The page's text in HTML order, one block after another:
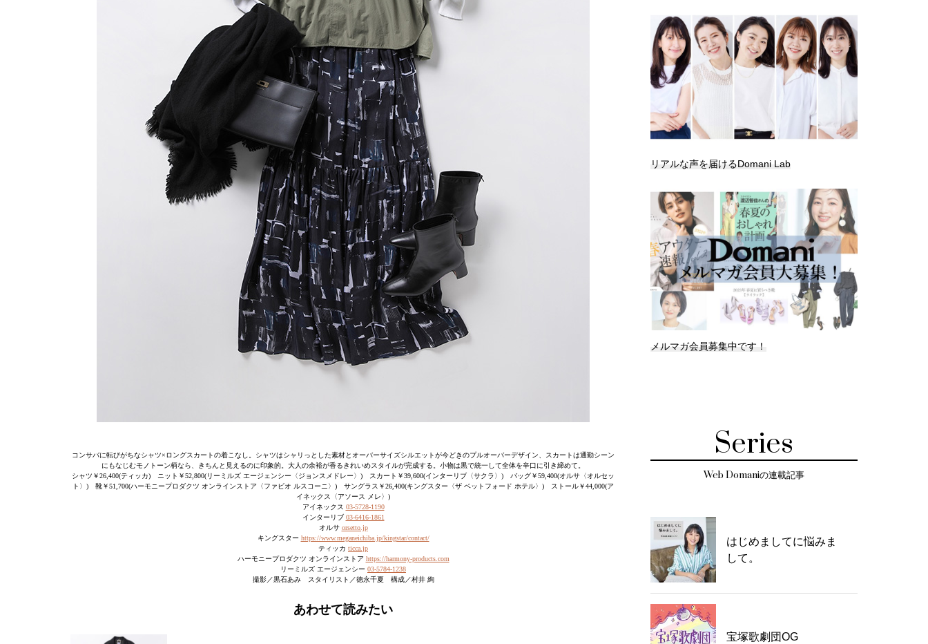
コンサバに転びがちなシャツ×ロングスカートの着こなし。シャツはシャリっとした素材とオーバーサイズシルエットが今どきのプルオーバーデザイン、スカートは通勤シーン
にもなじむモノトーン柄なら、きちんと見えるのに印象的。大人の余裕が香るきれいめスタイルが完成する。小物は黒で統一して全体を辛口に引き締めて。
シャツ￥26,400(ティッカ) ニット￥52,800(リーミルズ エージェンシー〈ジョンスメドレー〉) スカート￥39,600(インターリブ〈サクラ〉) バッグ￥59,400(オルサ〈オルセッ
ト〉) 靴￥51,700(ハーモニープロダクツ オンラインストア〈ファビオ ルスコーニ〉) サングラス￥26,400(キングスター〈ザ ベットフォード ホテル〉) ストール￥44,000(ア
イネックス〈アソース メレ〉)
アイネックス 03-5728-1190
インターリブ 03-6416-1861
オルサ orsetto.jp
キングスター https://www.meganeichiba.jp/kingstar/contact/
ティッカ ticca.jp
ハーモニープロダクツ オンラインストア https://harmony-products.com
リーミルズ エージェンシー 03-5784-1238
撮影／黒石あみ スタイリスト／徳永千夏 構成／村井 絢
あわせて読みたい
リアルな声を届けるDomani Lab
メルマガ会員募集中です！
Series
Web Domaniの連載記事
はじめましてに悩みま
して。
宝塚歌劇団OG